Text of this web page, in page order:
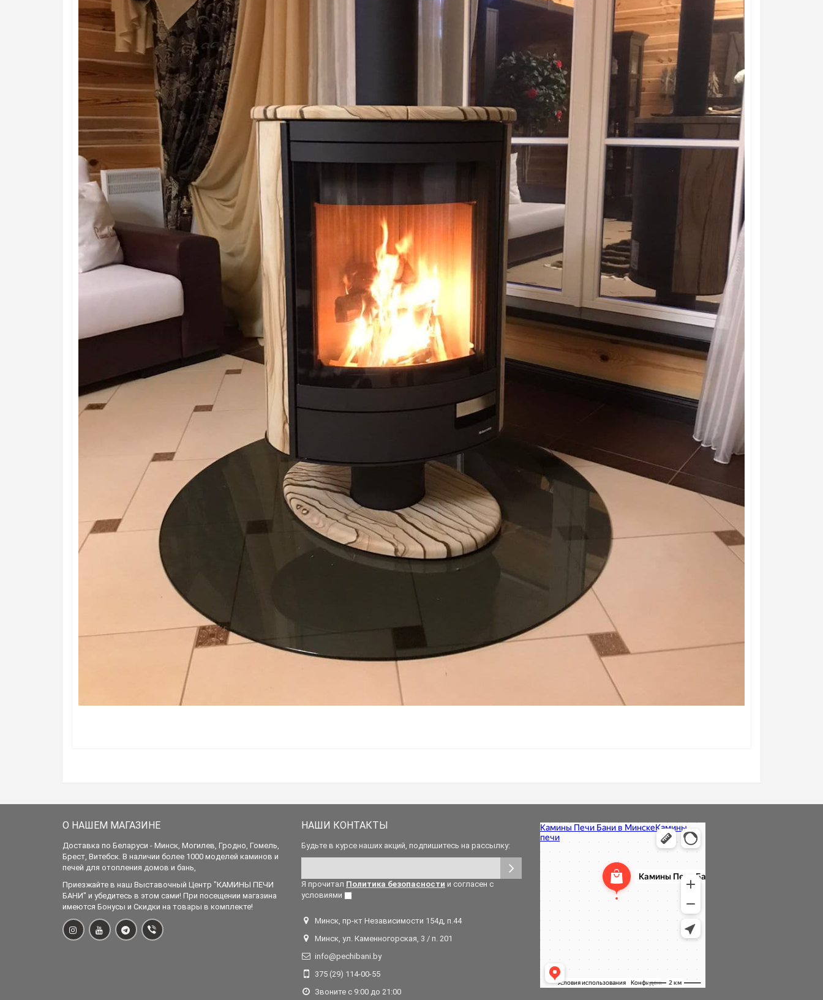
О НАШЕМ МАГАЗИНЕ
Доставка по Беларуси - Минск, Могилев, Гродно, Гомель,
Брест, Витебск. В наличии более 1000 моделей каминов и
печей для отопления домов и бань,
Приезжайте в наш Выставочный Центр "КАМИНЫ ПЕЧИ
БАНИ" и убедитесь в этом сами! При посещении магазина
имеются Бонусы и Скидки на товары в комплекте!
НАШИ КОНТАКТЫ
Будьте в курсе наших акций, подпишитесь на рассылку:
Я прочитал Политика безопасности и согласен с
условиями
Минск, пр-кт Независимости 154д, п.44
Минск, ул. Каменногорская, 3 / п. 201
info@pechibani.by
375 (29) 114-00-55
Звоните с 9:00 до 21:00